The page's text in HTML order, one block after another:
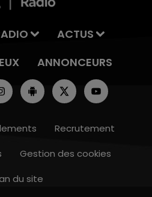
ACTUS
ANNONCEURS
Recrutement
Gestion des cookies
du site